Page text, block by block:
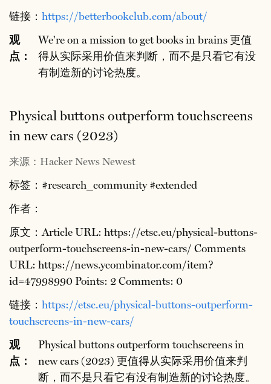
链接： https://betterbookclub.com/about/
观
点：
We're on a mission to get books in brains 更值
得从实际采用价值来判断，而不是只看它有没
有制造新的讨论热度。
Physical buttons outperform touchscreens
in new cars (2023)
来源：Hacker News Newest
标签：#research_community #extended
作者：
原文：Article URL: https://etsc.eu/physical-buttons-
outperform-touchscreens-in-new-cars/ Comments
URL: https://news.ycombinator.com/item?
id=47998990 Points: 2 Comments: 0
链接： https://etsc.eu/physical-buttons-outperform-
touchscreens-in-new-cars/
观
点：
Physical buttons outperform touchscreens in
new cars (2023) 更值得从实际采用价值来判
断，而不是只看它有没有制造新的讨论热度。